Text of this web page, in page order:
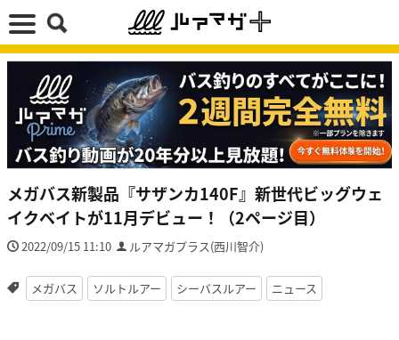
メガバス新製品『サザンカ140F』新世代ビッグウェ
イクベイトが11月デビュー！（2ページ目）
2022/09/15 11:10 ルアマガプラス(西川智介)
メガバス ソルトルアー シーバスルアー ニュース